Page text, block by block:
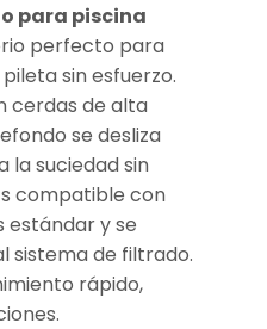
para piscina
perfecto para
sin esfuerzo.
cerdas de alta
se desliza
la suciedad sin
compatible con
estándar y se
sistema de filtrado.
rápido,